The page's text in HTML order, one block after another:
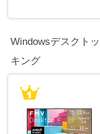
Windowsデスクト
キング